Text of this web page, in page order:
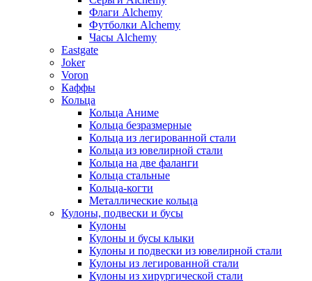
Флаги Alchemy
Футболки Alchemy
Часы Alchemy
Eastgate
Joker
Voron
Каффы
Кольца
Кольца Аниме
Кольца безразмерные
Кольца из легированной стали
Кольца из ювелирной стали
Кольца на две фаланги
Кольца стальные
Кольца-когти
Металлические кольца
Кулоны, подвески и бусы
Кулоны
Кулоны и бусы клыки
Кулоны и подвески из ювелирной стали
Кулоны из легированной стали
Кулоны из хирургической стали